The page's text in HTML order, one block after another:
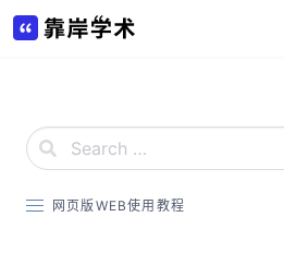
Skip
to
网页版WEB使用教程